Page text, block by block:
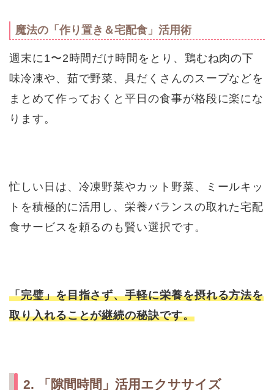
魔法の「作り置き＆宅配食」活用術
週末に1〜2時間だけ時間をとり、鶏むね肉の下
味冷凍や、茹で野菜、具だくさんのスープなどを
まとめて作っておくと平日の食事が格段に楽にな
ります。
忙しい日は、冷凍野菜やカット野菜、ミールキッ
トを積極的に活用し、栄養バランスの取れた宅配
食サービスを頼るのも賢い選択です。
「完璧」を目指さず、手軽に栄養を摂れる方法を
取り入れることが継続の秘訣です。
2. 「隙間時間」活用エクササイズ